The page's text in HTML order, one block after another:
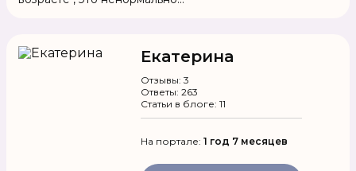
Екатерина
Отзывы: 3
Ответы: 263
Статьи в блоге: 11
На портале: 1 год 7 месяцев